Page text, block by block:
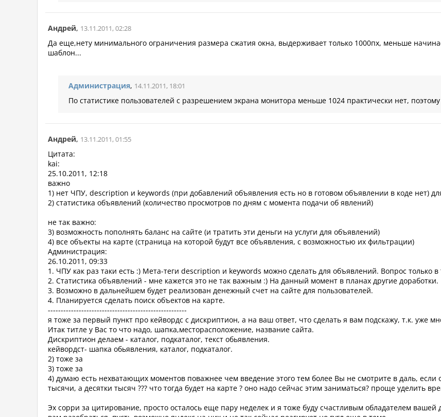
Андрей, 13.11.2011, 02:28
Да еще,нету минимального ограничения размера сжатия окна, выдерживает только 1000пх, меньше
шаблон...
Администрация, 14.11.2011, 18:01
По статистике пользователей с разрешением экрана монитора меньше 1024 практически нет,
Андрей, 13.11.2011, 01:55
Цитата:
kai:
25.10.2011, 12:18
важно
1) нет ЧПУ, description и keywords (при добавлений объявления есть но в готовом объявлении в коде нет)
2) статистика объявлений (количество просмотров по дням с момента подачи об явлений)
не так важно:
3) возможность пополнять баланс на сайте (и тратить эти деньги на услуги для объявлений)
4) все объекты на карте (страница на которой будут все объявления, с возможностью их фильтрации)
Администрация:
26.10.2011, 09:33
1. ЧПУ как раз таки есть :) Мета-теги description и keywords можно сделать для объявлений. Вопрос только
2. Статистика объявлений - мне кажется это не так важным :) На данный момент в планах другие доработки.
3. Возможно в дальнейшем будет реализован денежный счет на сайте для пользователей.
4. Планируется сделать поиск объектов на карте.
------------------------------------------------------
я тоже за первый пункт про кейвордс с дискриптион, а на ваш ответ, что сделать я вам подскажу, т.к. уже
Итак титле у Вас то что надо, шапка,месторасположение, название сайта.
Дискриптион делаем - каталог, подкаталог, текст обьявления.
кейвордст- шапка обьявления, каталог, подкаталог.
2) тоже за
3) тоже за
4) думаю есть нехватающих моментов поважнее чем введение этого тем более Вы не смотрите в даль, если
тысячи, а десятки тысяч ??? что тогда будет на карте ? оно надо сейчас этим заниматься? проще уделить
Эх сорри за цитирование, просто осталось еще пару неделек и я тоже буду счастливым обладателем вашей